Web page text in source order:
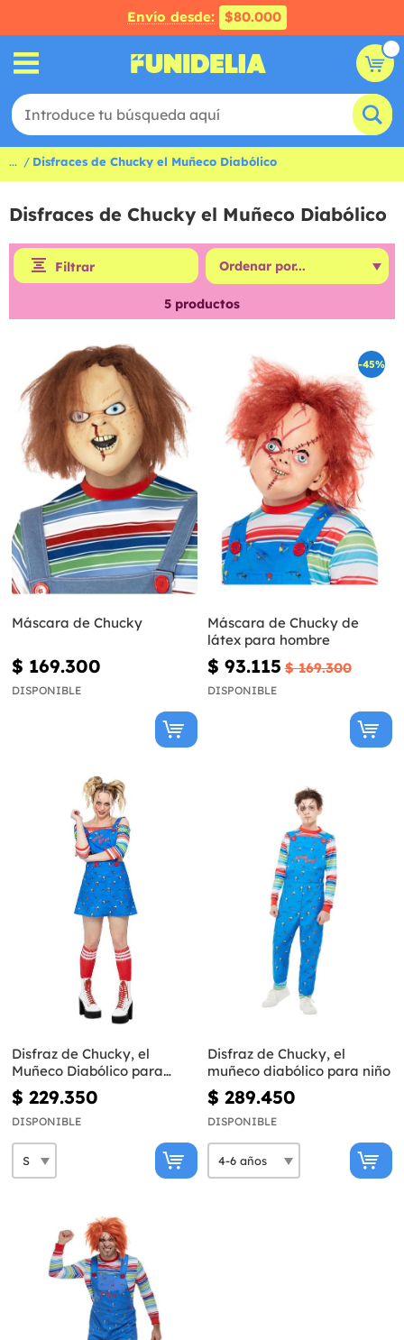
Envío desde: $80.000
... Disfraces de Chucky el Muñeco Diabólico
Disfraces de Chucky el Muñeco Diabólico
Filtrar
5 productos
Máscara de Chucky
$ 169.300
DISPONIBLE
-45%
Máscara de Chucky de
látex para hombre
$ 93.115 $ 169.300
DISPONIBLE
Disfraz de Chucky, el
Muñeco Diabólico para
mujer
$ 229.350
DISPONIBLE
Disfraz de Chucky, el
muñeco diabólico para niño
$ 289.450
DISPONIBLE